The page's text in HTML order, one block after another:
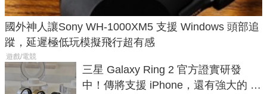
國外神人讓Sony WH-1000XM5 支援 Windows 頭部追
蹤，延遲極低玩模擬飛行超有感
遊戲/電競
三星 Galaxy Ring 2 官方證實研發
中！傳將支援 iPhone，還有強大的 AI